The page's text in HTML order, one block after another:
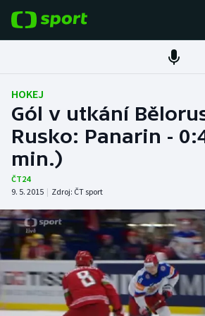
Fotbal
Hokej
Tenis
Atletika
Cyklistika
DALŠÍ SPORTY
Americký fotbal
NEPŘEHLÉDNĚTE
HOKEJ
Gól v utkání
Rusko: Panarin -
min.)
ČT24
9. 5. 2015 | Zdroj: ČT sport